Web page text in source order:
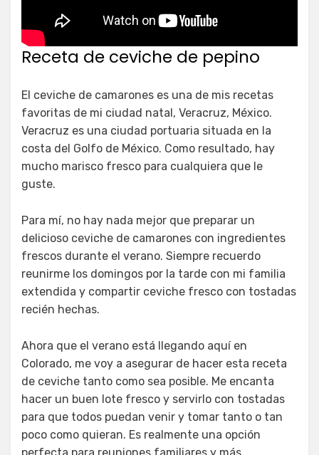
Receta de ceviche de pepino
El ceviche de camarones es una de mis recetas
favoritas de mi ciudad natal, Veracruz, México.
Veracruz es una ciudad portuaria situada en la
costa del Golfo de México. Como resultado, hay
mucho marisco fresco para cualquiera que le
guste.
Para mí, no hay nada mejor que preparar un
delicioso ceviche de camarones con ingredientes
frescos durante el verano. Siempre recuerdo
reunirme los domingos por la tarde con mi familia
extendida y compartir ceviche fresco con tostadas
recién hechas.
Ahora que el verano está llegando aquí en
Colorado, me voy a asegurar de hacer esta receta
de ceviche tanto como sea posible. Me encanta
hacer un buen lote fresco y servirlo con tostadas
para que todos puedan venir y tomar tanto o tan
poco como quieran. Es realmente una opción